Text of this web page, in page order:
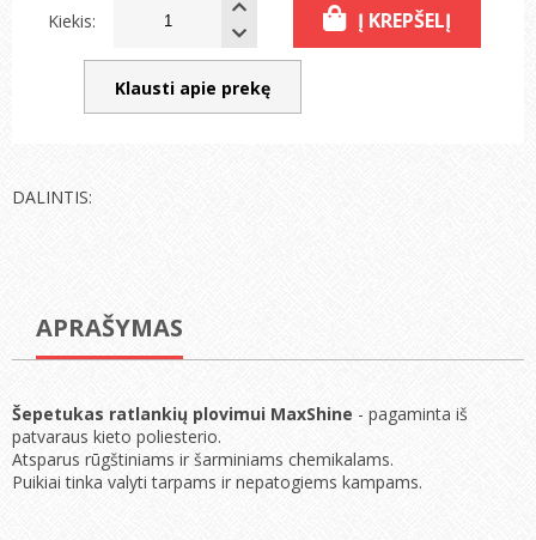
Kiekis: Į KREPŠELĮ
Klausti apie prekę
DALINTIS:
APRAŠYMAS
Šepetukas ratlankių plovimui MaxShine - pagaminta iš
patvaraus kieto poliesterio.
Atsparus rūgštiniams ir šarminiams chemikalams.
Puikiai tinka valyti tarpams ir nepatogiems kampams.